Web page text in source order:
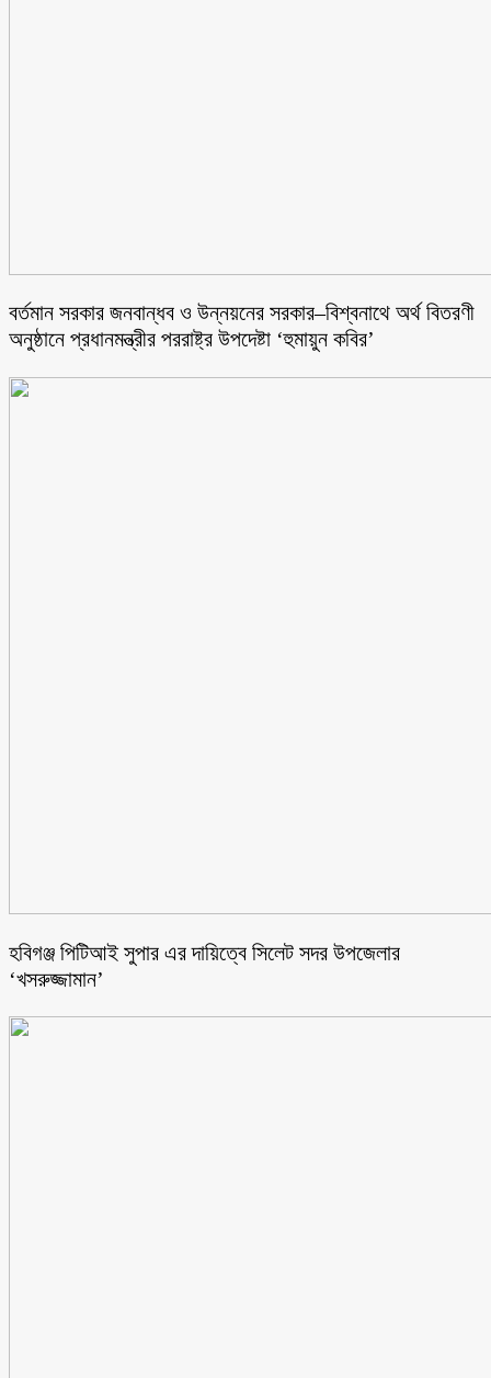
বর্তমান সরকার জনবান্ধব ও উন্নয়নের সরকার–বিশ্বনাথে অর্থ বিতরণী
অনুষ্ঠানে প্রধানমন্ত্রীর পররাষ্ট্র উপদেষ্টা ‘হুমায়ুন কবির’
হবিগঞ্জ পিটিআই সুপার এর দায়িত্বে সিলেট সদর উপজেলার
‘খসরুজ্জামান’